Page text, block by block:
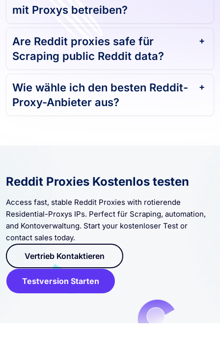
mit Proxys betreiben?
Are Reddit proxies safe für
Scraping public Reddit data?
Wie wähle ich den besten Reddit-
Proxy-Anbieter aus?
Reddit Proxies Kostenlos testen
Access fast, stable Reddit Proxies with rotierende
Residential-Proxys IPs. Perfect für Scraping, automation,
and Kontoverwaltung. Start your kostenloser Test or
contact sales today.
Vertrieb Kontaktieren
Testversion Starten